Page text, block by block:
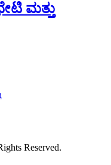
ಮತ್ತು
Reserved.